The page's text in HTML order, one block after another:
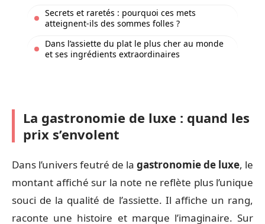
Secrets et raretés : pourquoi ces mets
atteignent-ils des sommes folles ?
Dans l’assiette du plat le plus cher au monde
et ses ingrédients extraordinaires
La gastronomie de luxe : quand les
prix s’envolent
Dans l’univers feutré de la gastronomie de luxe, le
montant affiché sur la note ne reflète plus l’unique
souci de la qualité de l’assiette. Il affiche un rang,
raconte une histoire et marque l’imaginaire. Sur